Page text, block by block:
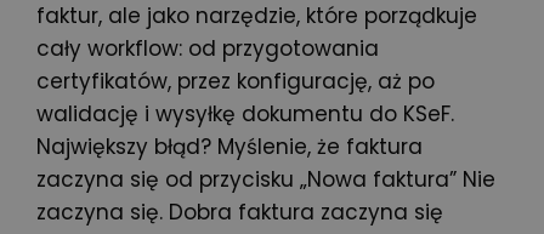
faktur, ale jako narzędzie, które porządkuje
cały workflow: od przygotowania
certyfikatów, przez konfigurację, aż po
walidację i wysyłkę dokumentu do KSeF.
Największy błąd? Myślenie, że faktura
zaczyna się od przycisku „Nowa faktura” Nie
zaczyna się. Dobra faktura zaczyna się